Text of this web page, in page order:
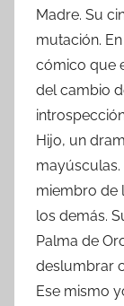
Madre. Su
mutación.
cómico que
del cambio
Hijo, un
miembro de
los demás.
Palma de
deslumbrar
Ese mismo